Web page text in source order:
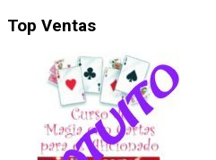
Top Ventas